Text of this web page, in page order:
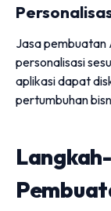
Jasa pembuatan
personalisasi
aplikasi dapat
pertumbuhan